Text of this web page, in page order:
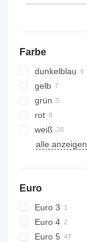
Farbe
dunkelblau
gelb
grün
rot
weiß
alle anzeigen
Euro
Euro 3
Euro 4
Euro 5